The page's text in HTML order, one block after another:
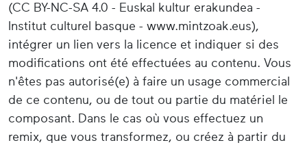
(CC BY-NC-SA 4.0 - Euskal kultur erakundea -
Institut culturel basque - www.mintzoak.eus),
intégrer un lien vers la licence et indiquer si des
modifications ont été effectuées au contenu. Vous
n'êtes pas autorisé(e) à faire un usage commercial
de ce contenu, ou de tout ou partie du matériel le
composant. Dans le cas où vous effectuez un
remix, que vous transformez, ou créez à partir du